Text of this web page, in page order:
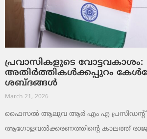
പ്രവാസികളുടെ വോട്ടവകാശം:
അതിർത്തികൾക്കപ്പുറം
ശബ്ദങ്ങൾ
March 21, 2026
ഫൈസൽ ആലുവ ആർ എം എ പ്രസിഡന്റ്
ആഗോളവൽക്കരണത്തിന്റെ കാലത്ത്